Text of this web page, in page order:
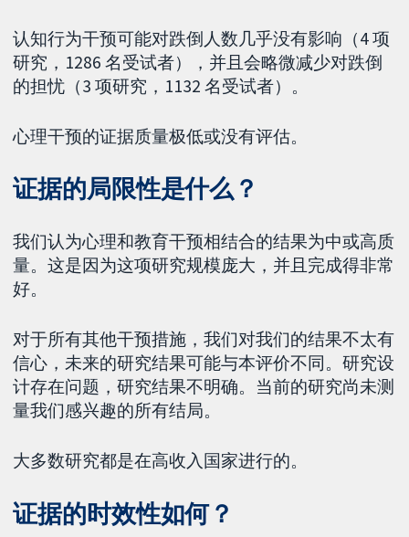
认知行为干预可能对跌倒人数几乎没有影响（4 项
研究，1286 名受试者），并且会略微减少对跌倒
的担忧（3 项研究，1132 名受试者）。
心理干预的证据质量极低或没有评估。
证据的局限性是什么？
我们认为心理和教育干预相结合的结果为中或高质
量。这是因为这项研究规模庞大，并且完成得非常
好。
对于所有其他干预措施，我们对我们的结果不太有
信心，未来的研究结果可能与本评价不同。研究设
计存在问题，研究结果不明确。当前的研究尚未测
量我们感兴趣的所有结局。
大多数研究都是在高收入国家进行的。
证据的时效性如何？